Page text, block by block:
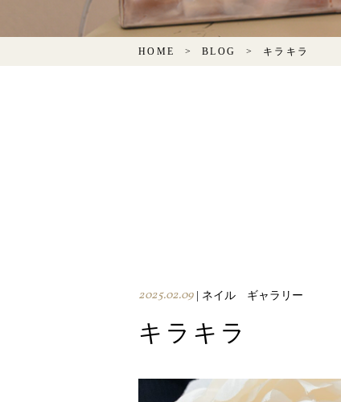
HOME BLOG キラキラ
2025.02.09| ネイル ギャラリー
キラキラ